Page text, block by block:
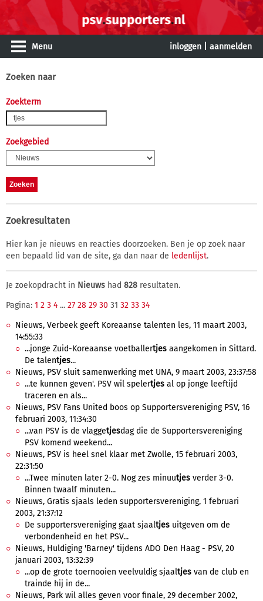
Menu inloggen aanmelden
Zoeken naar
Zoekterm
Zoekgebied
Zoekresultaten
Hier kan je nieuws en reacties doorzoeken. Ben je op zoek naar
een bepaald lid van de site, ga dan naar de ledenlijst.
Je zoekopdracht in Nieuws had 828 resultaten.
Pagina: 1 2 3 4 ... 27 28 29 30 31 32 33 34
Nieuws, Verbeek geeft Koreaanse talenten les, 11 maart 2003,
14:55:33
...jonge Zuid-Koreaanse voetballertjes aangekomen in Sittard.
De talentjes...
Nieuws, PSV sluit samenwerking met UNA, 9 maart 2003, 23:37:58
...te kunnen geven'. PSV wil spelertjes al op jonge leeftijd
traceren en als...
Nieuws, PSV Fans United boos op Supportersvereniging PSV, 16
februari 2003, 11:34:30
...van PSV is de vlaggetjesdag die de Supportersvereniging
PSV komend weekend...
Nieuws, PSV is heel snel klaar met Zwolle, 15 februari 2003,
22:31:50
...Twee minuten later 2-0. Nog zes minuutjes verder 3-0.
Binnen twaalf minuten...
Nieuws, Gratis sjaals leden supportersvereniging, 1 februari
2003, 21:37:12
De supportersvereniging gaat sjaaltjes uitgeven om de
verbondenheid en het PSV...
Nieuws, Huldiging 'Barney' tijdens ADO Den Haag - PSV, 20
januari 2003, 13:32:39
...op de grote toernooien veelvuldig sjaaltjes van de club en
trainde hij in de...
Nieuws, Park wil alles geven voor finale, 29 december 2002,